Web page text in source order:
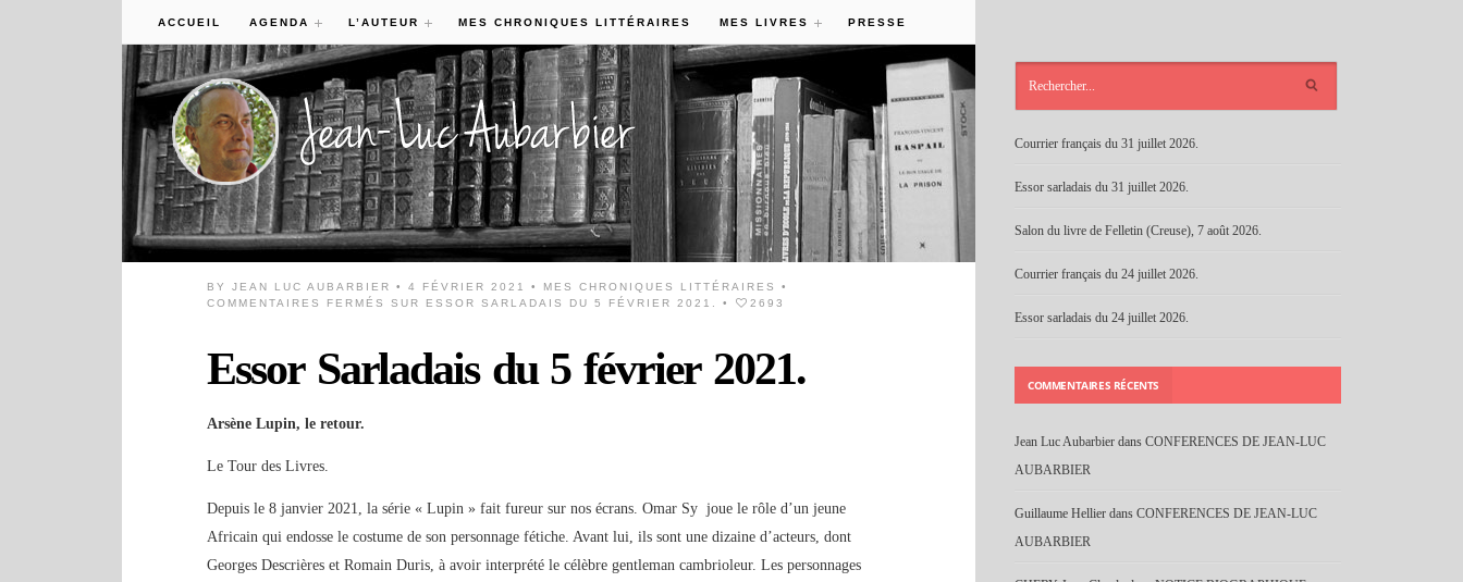
ACCUEIL AGENDA L’AUTEUR MES CHRONIQUES LITTÉRAIRES MES LIVRES PRESSE
BYJEAN LUC AUBARBIER • 4 FÉVRIER 2021 • MES CHRONIQUES LITTÉRAIRES
•
COMMENTAIRES FERMÉS
SUR ESSOR SARLADAIS DU 5 FÉVRIER 2021. • 2693
Essor Sarladais du 5 février 2021.
Arsène Lupin, le retour.
Le Tour des Livres.
Depuis le 8 janvier 2021, la série « Lupin » fait fureur sur nos écrans. Omar Sy joue le rôle d’un jeune
Africain qui endosse le costume de son personnage fétiche. Avant lui, ils sont une dizaine d’acteurs, dont
Georges Descrières et Romain Duris, à avoir interprété le célèbre gentleman cambrioleur. Les personnages
Courrier français du 31 juillet 2026.
Essor sarladais du 31 juillet 2026.
Salon du livre de Felletin (Creuse), 7 août 2026.
Courrier français du 24 juillet 2026.
Essor sarladais du 24 juillet 2026.
COMMENTAIRES RÉCENTS
Jean Luc Aubarbier dans CONFERENCES DE JEAN-LUC
AUBARBIER
Guillaume Hellier dans CONFERENCES DE JEAN-LUC
AUBARBIER